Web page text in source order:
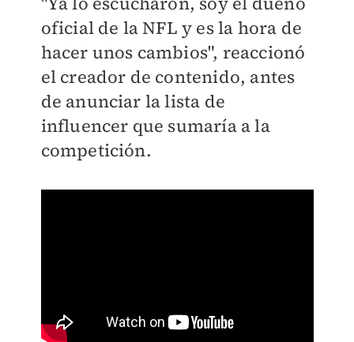
oficial de la NFL y es la hora de
hacer unos cambios", reaccionó
el creador de contenido, antes
de anunciar la lista de
influencer que sumaría a la
competición.